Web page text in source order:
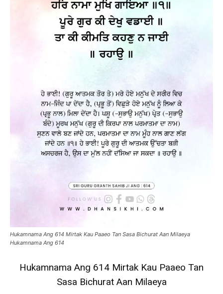
Hukamnama Ang 614 Mirtak Kau Paaeo Tan Sasa Bichurat Aan Milaeya
Hukamnama Ang 614
Hukamnama Ang 614 Mirtak Kau Paaeo Tan
Sasa Bichurat Aan Milaeya